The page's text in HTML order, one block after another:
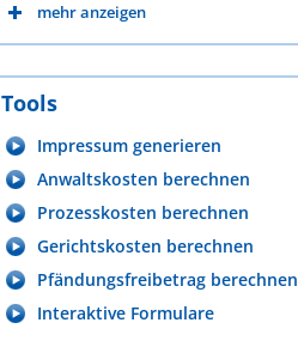
mehr anzeigen
Tools
Impressum generieren
Anwaltskosten berechnen
Prozesskosten berechnen
Gerichtskosten berechnen
Pfändungsfreibetrag berechnen
Interaktive Formulare